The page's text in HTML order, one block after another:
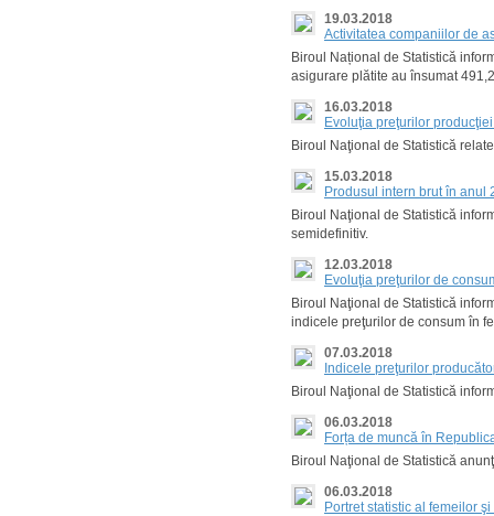
19.03.2018
Activitatea companiilor de
Biroul Național de Statistică
asigurare plătite au însumat
16.03.2018
Evoluţia preţurilor
Biroul Naţional de Statistică
15.03.2018
Produsul intern brut în anul
Biroul Naţional de Statistică
semidefinitiv.
12.03.2018
Evoluţia preţurilor de
Biroul Naţional de Statistică
indicele preţurilor de consum în
07.03.2018
Indicele preţurilor
Biroul Naţional de Statistică
06.03.2018
Forța de muncă în
Biroul Naţional de Statistică
06.03.2018
Portret statistic al femeilor